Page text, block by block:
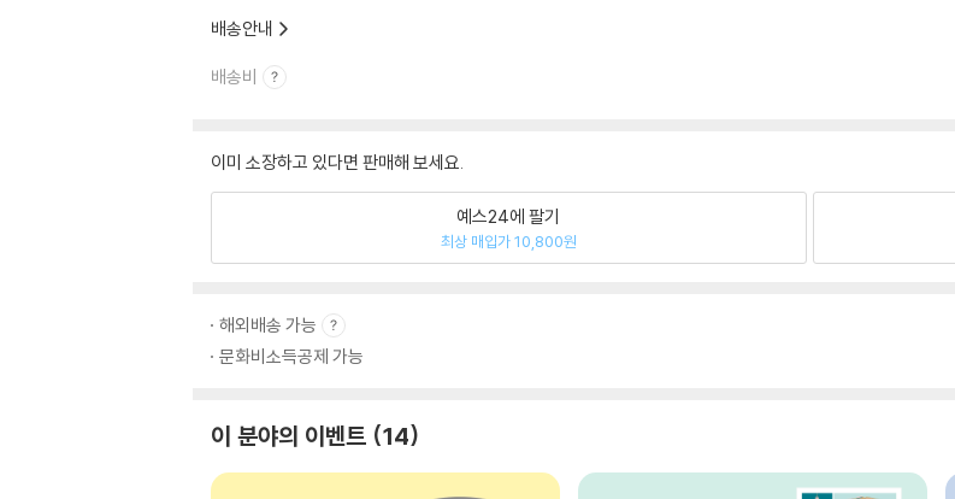
배송안내
배송비
이미 소장하고 있다면 판매해 보세요.
예스24에 팔기
최상 매입가 10,800원
해외배송 가능
문화비소득공제 가능
이 분야의 이벤트 14